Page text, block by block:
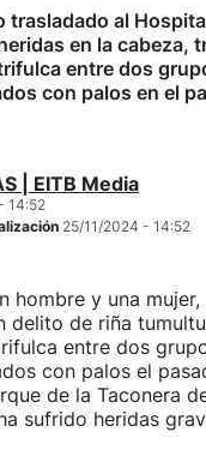
trasladado al
en la cabeza,
entre dos
con palos en el
| EITB Media
14:52
25/11/2024 - 14:52
hombre y una mujer,
delito de riña
entre dos
con palos el
de la Taconera
sufrido heridas